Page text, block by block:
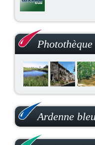
Photothèque
Ardenne